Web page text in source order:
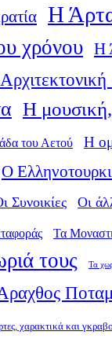
Η
χρόνου Η
Η μουσική,
του Αετού Η
Ο
Συνοικίες Οι
Τα
τους Τα
χαρακτικά και